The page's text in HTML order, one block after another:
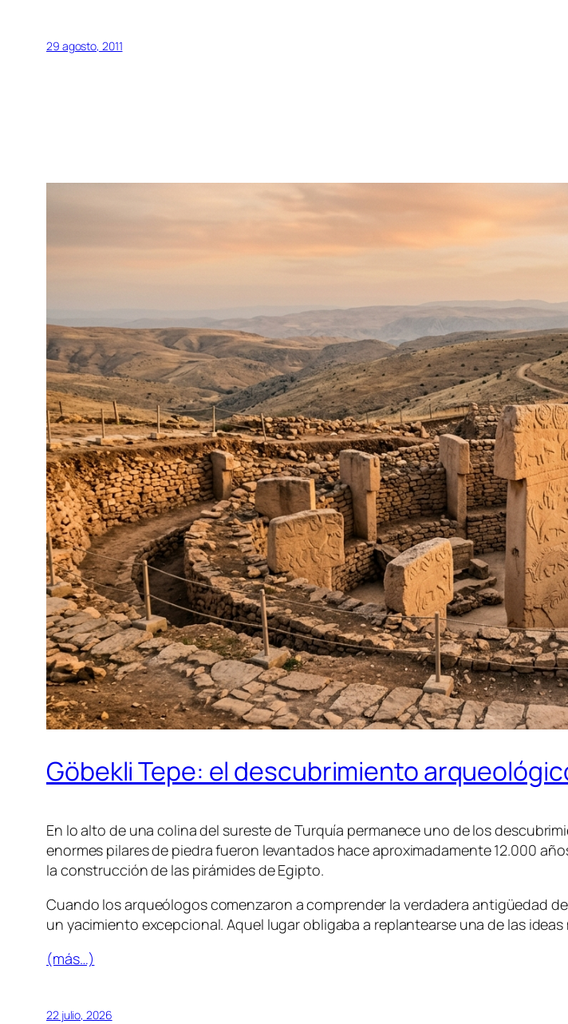
29 agosto, 2011
Göbekli Tepe: el descubrimiento
En lo alto de una colina del sureste de Turquía permanece uno de los
enormes pilares de piedra fueron levantados hace aproximadamente 12.000
la construcción de las pirámides de Egipto.
Cuando los arqueólogos comenzaron a comprender la verdadera antigüedad
un yacimiento excepcional. Aquel lugar obligaba a replantearse una de las
(más…)
22 julio, 2026